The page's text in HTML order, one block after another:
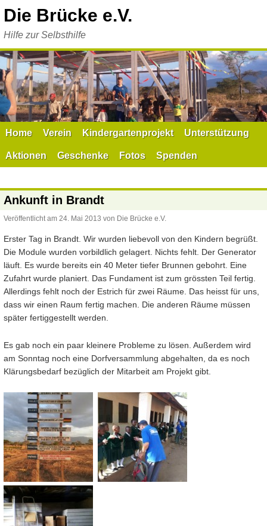
Inhalt
Die Brücke e.V.
Hilfe zur Selbsthilfe
Home Verein Kindergartenprojekt Unterstützung
Aktionen Geschenke Fotos Spenden
Ankunft in Brandt
Veröffentlicht am 24. Mai 2013 von Die Brücke e.V.
Erster Tag in Brandt. Wir wurden liebevoll von den Kindern begrüßt.
Die Module wurden vorbildlich gelagert. Nichts fehlt. Der Generator
läuft. Es wurde bereits ein 40 Meter tiefer Brunnen gebohrt. Eine
Zufahrt wurde planiert. Das Fundament ist zum grössten Teil fertig.
Allerdings fehlt noch der Estrich für zwei Räume. Das heisst für uns,
dass wir einen Raum fertig machen. Die anderen Räume müssen
später fertiggestellt werden.
Es gab noch ein paar kleinere Probleme zu lösen. Außerdem wird
am Sonntag noch eine Dorfversammlung abgehalten, da es noch
Klärungsbedarf bezüglich der Mitarbeit am Projekt gibt.